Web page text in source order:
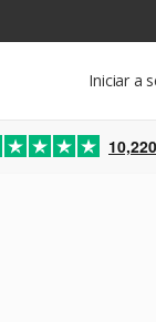
Iniciar a
10,220